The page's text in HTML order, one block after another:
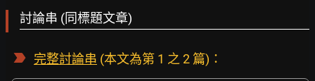
討論串 (同標題文章)
完整討論串 (本文為第 1 之 2 篇)：